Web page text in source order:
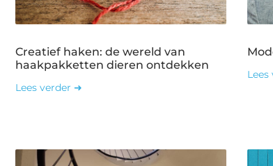
Creatief haken: de wereld van
haakpakketten dieren ontdekken
Lees verder ➜